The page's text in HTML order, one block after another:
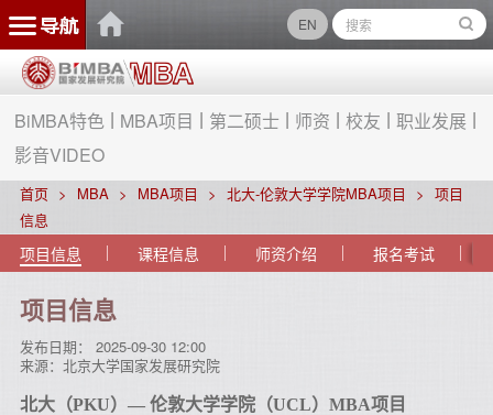
EN
BiMBA特色 MBA项目 第二硕士 师资 校友
职业发展
影音VIDEO
首页 MBA MBA项目 北大-伦敦大学学院MBA项目
项目
信息
项目信息
发布日期：
2025-09-30 12:00
来源： 北京大学国家发展研究院
北大（PKU）— 伦敦大学学院（UCL）MBA项目
项目信息 课程信息 师资介绍 报名考试